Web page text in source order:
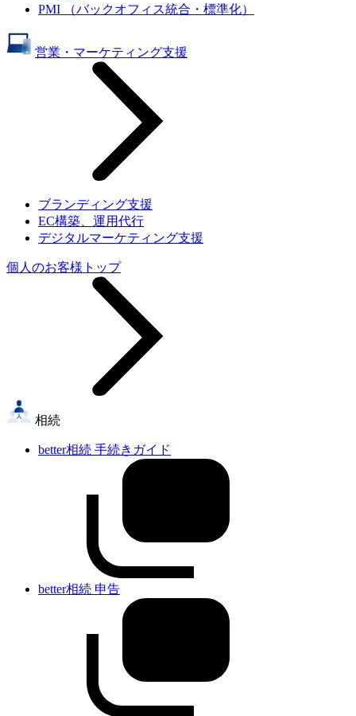
PMI （バックオフィス統合・標準化）
営業・マーケティング支援
ブランディング支援
EC構築、運用代行
デジタルマーケティング支援
個人のお客様トップ
相続
better相続 手続きガイド
better相続 申告